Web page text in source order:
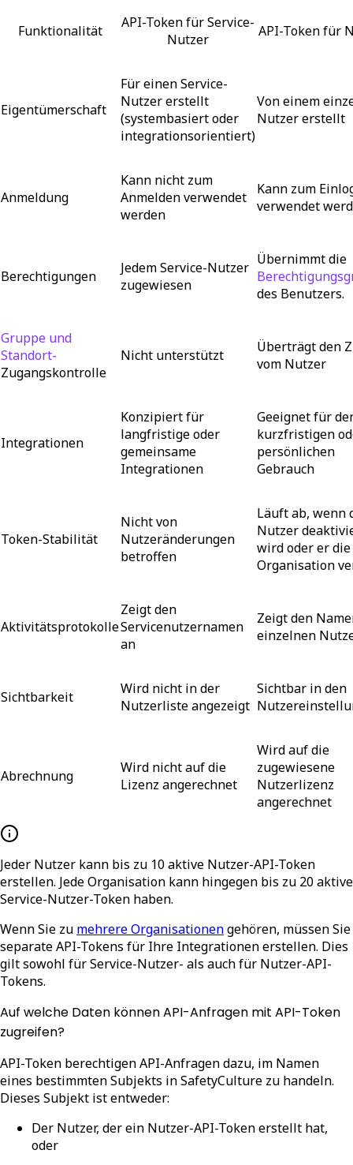
Funktionalität
API-Token für Service-
Nutzer
API-Token für
Eigentümerschaft
Für einen Service-
Nutzer erstellt
(systembasiert oder
integrationsorientiert)
Von einem
Nutzer erstellt
Anmeldung
Kann nicht zum
Anmelden verwendet
werden
Kann zum
verwendet
Berechtigungen
Jedem Service-Nutzer
zugewiesen
Übernimmt die
des Benutzers.
Gruppe und
Standort-
Zugangskontrolle
Nicht unterstützt
Überträgt den
vom Nutzer
Integrationen
Konzipiert für
langfristige oder
gemeinsame
Integrationen
Geeignet für
kurzfristigen
persönlichen
Gebrauch
Token-Stabilität
Nicht von
Nutzeränderungen
betroffen
Läuft ab, wenn
Nutzer
wird oder er die
Organisation
Aktivitätsprotokolle
Zeigt den
Servicenutzernamen
an
Zeigt den
einzelnen
Sichtbarkeit
Wird nicht in der
Nutzerliste angezeigt
Sichtbar in den
Abrechnung
Wird nicht auf die
Lizenz angerechnet
Wird auf die
zugewiesene
Nutzerlizenz
angerechnet
Jeder Nutzer kann bis zu 10 aktive Nutzer-API-Token
erstellen. Jede Organisation kann hingegen bis zu 20 aktive
Service-Nutzer-Token haben.
Wenn Sie zu mehrere Organisationengehören, müssen Sie
separate API-Tokens für Ihre Integrationen erstellen. Dies
gilt sowohl für Service-Nutzer- als auch für Nutzer-API-
Tokens.
Auf welche Daten können API-Anfragen mit API-Token
zugreifen?
API-Token berechtigen API-Anfragen dazu, im Namen
eines bestimmten Subjekts in SafetyCulture zu handeln.
Dieses Subjekt ist entweder:
Der Nutzer, der ein Nutzer-API-Tokenerstellt hat,
oder